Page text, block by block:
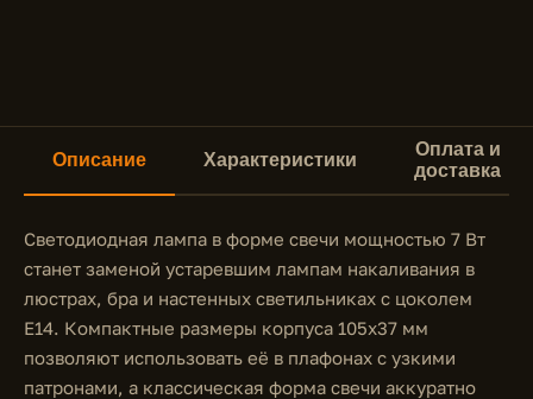
Описание Характеристики
Оплата и
доставка
Светодиодная лампа в форме свечи мощностью 7 Вт
станет заменой устаревшим лампам накаливания в
люстрах, бра и настенных светильниках с цоколем
E14. Компактные размеры корпуса 105х37 мм
позволяют использовать её в плафонах с узкими
патронами, а классическая форма свечи аккуратно